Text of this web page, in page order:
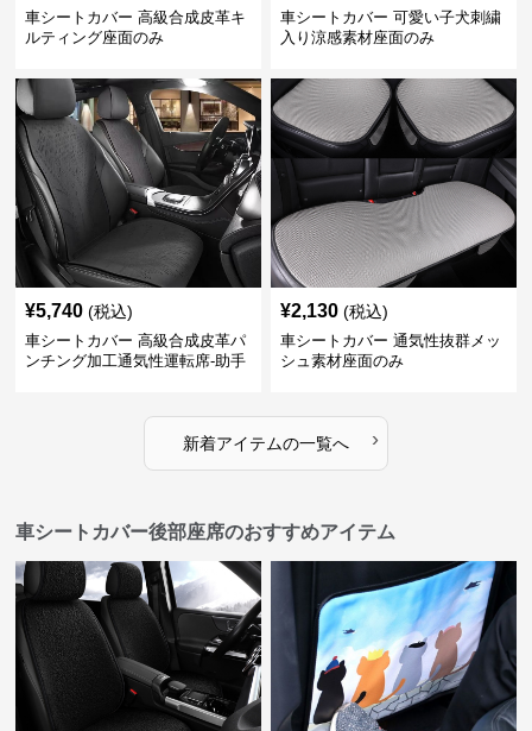
車シートカバー 高級合成皮革キ
ルティング座面のみ
車シートカバー 可愛い子犬刺繍
入り涼感素材座面のみ
¥5,740 (税込)
車シートカバー 高級合成皮革パ
ンチング加工通気性運転席-助手
¥2,130 (税込)
車シートカバー 通気性抜群メッ
シュ素材座面のみ
新着アイテムの一覧へ ›
車シートカバー後部座席のおすすめアイテム